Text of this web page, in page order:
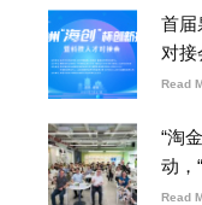
首届
对接
Read
“淘
动，
Read